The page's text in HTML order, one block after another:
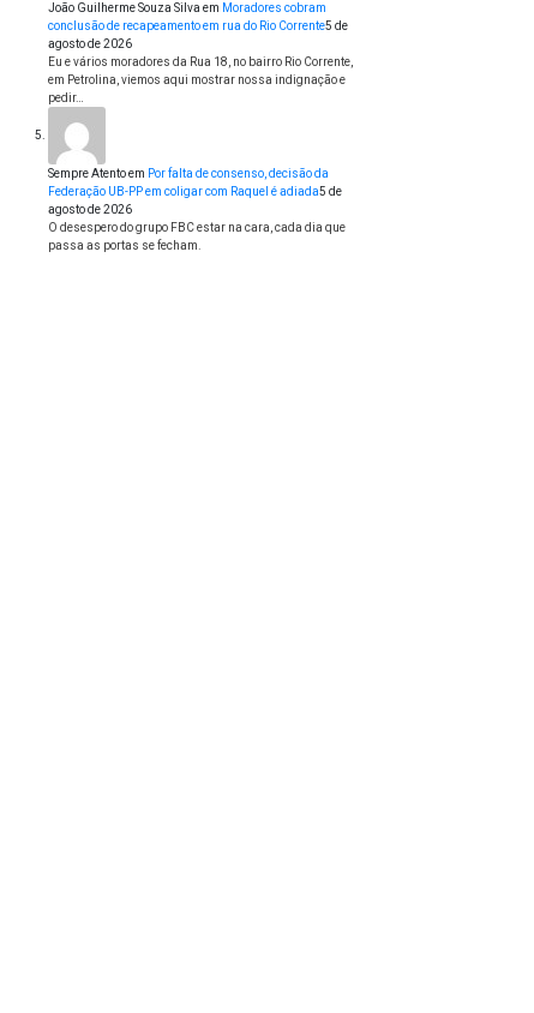
João Guilherme Souza Silva em Moradores cobram
conclusão de recapeamento em rua do Rio Corrente5 de
agosto de 2026
Eu e vários moradores da Rua 18, no bairro Rio Corrente,
em Petrolina, viemos aqui mostrar nossa indignação e
pedir…
Sempre Atentoem Por falta de consenso, decisão da
Federação UB-PP em coligar com Raquel é adiada5 de
agosto de 2026
O desespero do grupo FBC estar na cara, cada dia que
passa as portas se fecham.